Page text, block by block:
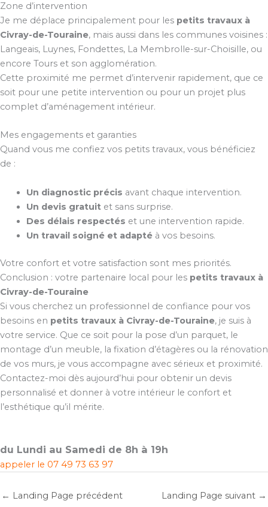
Zone d’intervention
Je me déplace principalement pour les petits travaux à
Civray-de-Touraine, mais aussi dans les communes voisines :
Langeais, Luynes, Fondettes, La Membrolle-sur-Choisille, ou
encore Tours et son agglomération.
Cette proximité me permet d’intervenir rapidement, que ce
soit pour une petite intervention ou pour un projet plus
complet d’aménagement intérieur.
Mes engagements et garanties
Quand vous me confiez vos petits travaux, vous bénéficiez
de :
Un diagnostic précis avant chaque intervention.
Un devis gratuitet sans surprise.
Des délais respectés et une intervention rapide.
Un travail soigné et adaptéà vos besoins.
Votre confort et votre satisfaction sont mes priorités.
Conclusion : votre partenaire local pour les petits travaux à
Civray-de-Touraine
Si vous cherchez un professionnel de confiance pour vos
besoins en petits travaux à Civray-de-Touraine, je suis à
votre service. Que ce soit pour la pose d’un parquet, le
montage d’un meuble, la fixation d’étagères ou la rénovation
de vos murs, je vous accompagne avec sérieux et proximité.
Contactez-moi dès aujourd’hui pour obtenir un devis
personnalisé et donner à votre intérieur le confort et
l’esthétique qu’il mérite.
du Lundi au Samedi de 8h à 19h
appeler le 07 49 73 63 97
← Landing Page précédent Landing Page suivant →